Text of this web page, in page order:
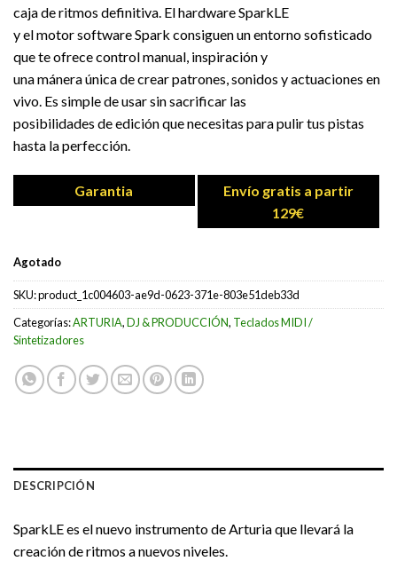
caja de ritmos definitiva. El hardware SparkLE
y el motor software Spark consiguen un entorno sofisticado
que te ofrece control manual, inspiración y
una mánera única de crear patrones, sonidos y actuaciones en
vivo. Es simple de usar sin sacrificar las
posibilidades de edición que necesitas para pulir tus pistas
hasta la perfección.
Garantia
Envío gratis a partir
129€
Agotado
SKU:product_1c004603-ae9d-0623-371e-803e51deb33d
Categorías:ARTURIA,DJ & PRODUCCIÓN, Teclados MIDI /
Sintetizadores
DESCRIPCIÓN
SparkLE es el nuevo instrumento de Arturia que llevará la
creación de ritmos a nuevos niveles.